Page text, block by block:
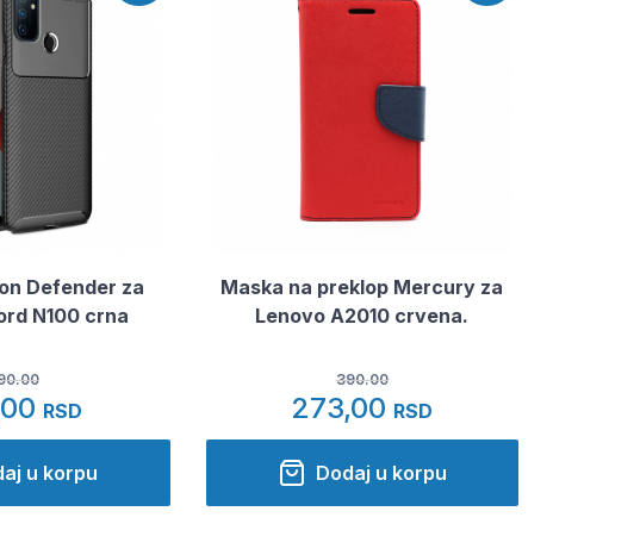
Defender za
N100 crna
RSD
u korpu
Maska na preklop Mercury za
Lenovo A2010 crvena.
390.00
273,00 RSD
Dodaj u korpu